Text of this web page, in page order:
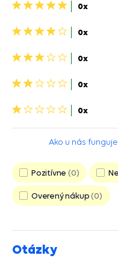
5
0x
4
0x
3
0x
2
0x
1
0x
Ako u nás
Pozitívne 0
Overený nákup 0
Otázky